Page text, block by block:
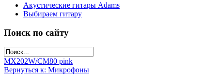
Акустические гитары Adams
Выбираем гитару
Поиск по сайту
MX202W/CM80 pink
Вернуться к: Микрофоны